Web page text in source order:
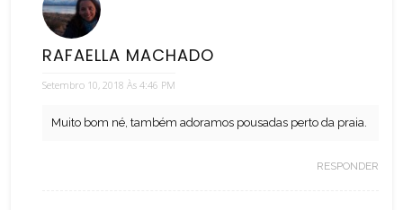
RAFAELLA MACHADO
Setembro 10, 2018 Às 4:46 PM
Muito bom né, também adoramos pousadas perto da praia.
RESPONDER